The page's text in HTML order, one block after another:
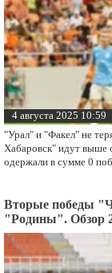
4 августа 2025 10:59
"Урал" и "Факел" не
Хабаровск" идут выше
одержали в сумме 0
Вторые победы
"Родины". Обзор